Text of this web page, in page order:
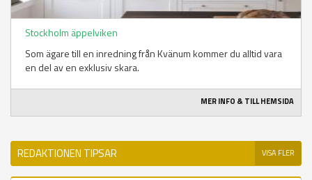
Stockholm äppelviken
Som ägare till en inredning från Kvänum kommer du alltid vara
en del av en exklusiv skara.
MER INFO & TILL HEMSIDA
REDAKTIONEN TIPSAR VISA FLER